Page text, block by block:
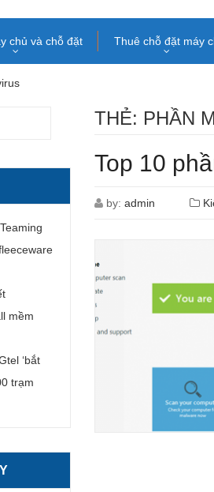
chủ và chỗ đặt Thuê chỗ đặt máy
THẺ: PHẦN
Top 10
by: admin
mềm
‘bắt
trạm